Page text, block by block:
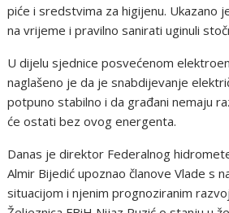
piće i sredstvima za higijenu. Ukazano
na vrijeme i pravilno sanirati uginuli
U dijelu sjednice posvećenom
naglašeno je da je snabdijevanje
potpuno stabilno i da građani nemaju
će ostati bez ovog energenta.
Danas je direktor Federalnog
Almir Bijedić upoznao članove Vlade s
situacijom i njenim prognoziranim